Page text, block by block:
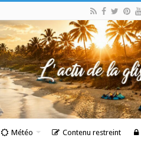
Météo Contenu restreint